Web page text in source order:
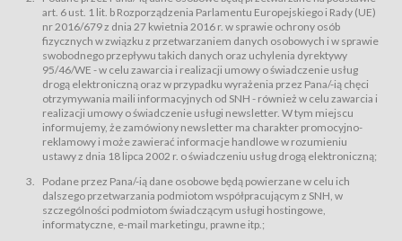
Sklep – sklep internetowy prowadzony przez Usługodawcę w Serwisie;
Regulamin – niniejszy regulamin.
§ 2
Postanowienia ogólne
Regulamin określa zasady:
świadczenia Usługobiorcom Usług przez Usługodawcę, z
zastrzeżeniem usług, o których mowa w ust. 2 pkt. 4 i 5 poniżej, których
zasady świadczenia precyzują odrębne regulaminy,
przetwarzania przez Usługodawcę danych osobowych Usługobiorców
będących osobami fizycznymi.
świadczy Usługi drogą elektroniczną w rozumieniu ustawy z dnia 18 lipca
2002 r. o świadczeniu usług drogą elektroniczną (Dz.U. z 2002 r., Nr 144, poz.
1204, z późń. zm.). Usługi świadczone są nieodpłatnie.
usługę przeglądania i odczytywania przez Usługobiorców materiałów
zamieszczanych w Serwisie,
art. 6 ust. 1 lit. b Rozporządzenia Parlamentu Europejskiego i Rady (UE)
nr 2016/679 z dnia 27 kwietnia 2016 r. w sprawie ochrony osób
fizycznych w związku z przetwarzaniem danych osobowych i w sprawie
swobodnego przepływu takich danych oraz uchylenia dyrektywy
95/46/WE - w celu zawarcia i realizacji umowy o świadczenie usług
drogą elektroniczną oraz w przypadku wyrażenia przez Pana/-ią chęci
otrzymywania maili informacyjnych od SNH - również w celu zawarcia i
realizacji umowy o świadczenie usługi newsletter. W tym miejscu
informujemy, że zamówiony newsletter ma charakter promocyjno-
reklamowy i może zawierać informacje handlowe w rozumieniu
ustawy z dnia 18 lipca 2002 r. o świadczeniu usług drogą elektroniczną;
Podane przez Pana/-ią dane osobowe będą powierzane w celu ich
dalszego przetwarzania podmiotom współpracującym z SNH, w
szczególności podmiotom świadczącym usługi hostingowe,
informatyczne, e-mail marketingu, prawne itp.;